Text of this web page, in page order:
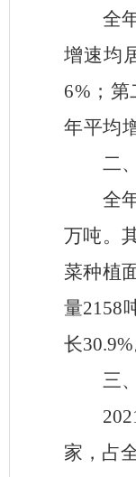
全
增速均
6% ；
年平均
二
全
万吨。
菜种植
量2158
长30.9%
三
家，占